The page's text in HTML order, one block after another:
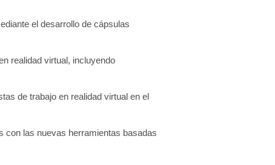
el desarrollo de cápsulas
realidad virtual, incluyendo
de trabajo en realidad virtual en el
con las nuevas herramientas basadas